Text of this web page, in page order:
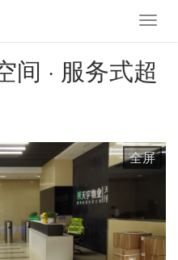
间 · 服务式超
全屏